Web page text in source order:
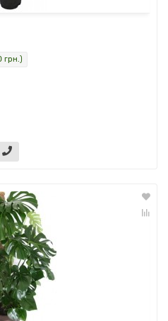
грн.)